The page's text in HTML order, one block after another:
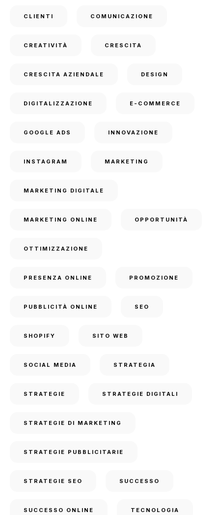
CLIENTI COMUNICAZIONE
CREATIVITÀ CRESCITA
CRESCITA AZIENDALE DESIGN
DIGITALIZZAZIONE E-COMMERCE
GOOGLE ADS INNOVAZIONE
INSTAGRAM MARKETING
MARKETING DIGITALE
MARKETING ONLINE OPPORTUNITÀ
OTTIMIZZAZIONE
PRESENZA ONLINE PROMOZIONE
PUBBLICITÀ ONLINE SEO
SHOPIFY SITO WEB
SOCIAL MEDIA STRATEGIA
STRATEGIE STRATEGIE DIGITALI
STRATEGIE DI MARKETING
STRATEGIE PUBBLICITARIE
STRATEGIE SEO SUCCESSO
SUCCESSO ONLINE TECNOLOGIA